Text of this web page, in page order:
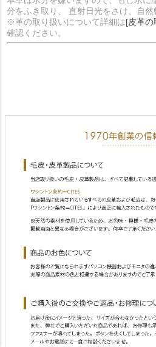
分をふき取り、 直射日光をさけ、自然
※革の取り扱いについて詳細は[皮革の
確認ください。